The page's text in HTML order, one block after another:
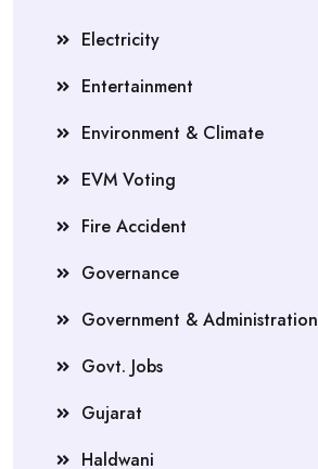
Electricity
Entertainment
Environment & Climate
EVM Voting
Fire Accident
Governance
Government & Administration
Govt. Jobs
Gujarat
Haldwani